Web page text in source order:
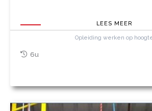
LEES MEER
Opleiding werken op
6u